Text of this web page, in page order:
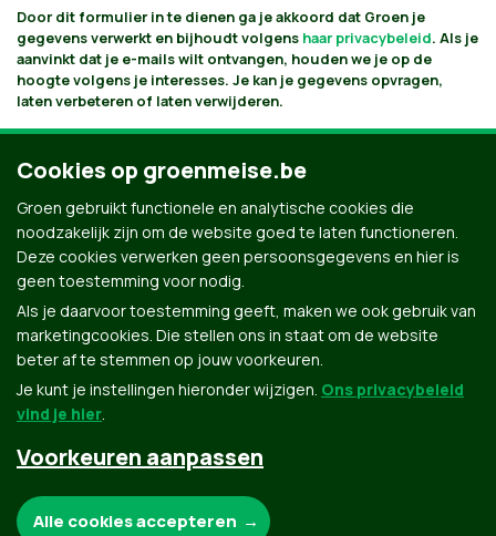
Door dit formulier in te dienen ga je akkoord dat Groen je
gegevens verwerkt en bijhoudt volgens haar privacybeleid. Als je
aanvinkt dat je e-mails wilt ontvangen, houden we je op de
hoogte volgens je interesses. Je kan je gegevens opvragen,
laten verbeteren of laten verwijderen.
Groen.be
Cookies op groenmeise.be
Groen gebruikt functionele en analytische cookies die
noodzakelijk zijn om de website goed te laten functioneren.
Deze cookies verwerken geen persoonsgegevens en hier is
geen toestemming voor nodig.
Als je daarvoor toestemming geeft, maken we ook gebruik van
marketingcookies. Die stellen ons in staat om de website
beter af te stemmen op jouw voorkeuren.
Je kunt je instellingen hieronder wijzigen. Ons privacybeleid
vind je hier.
Voorkeuren aanpassen
Alle cookies accepteren